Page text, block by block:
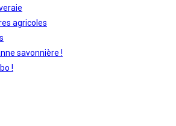
agricoles
savonnière !
!